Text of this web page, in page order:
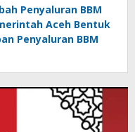
Penyaluran BBM
Aceh Bentuk
Penyaluran BBM